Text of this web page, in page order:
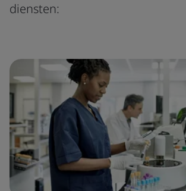
diensten: